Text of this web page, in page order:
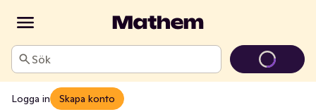
Sök
Logga in Skapa konto